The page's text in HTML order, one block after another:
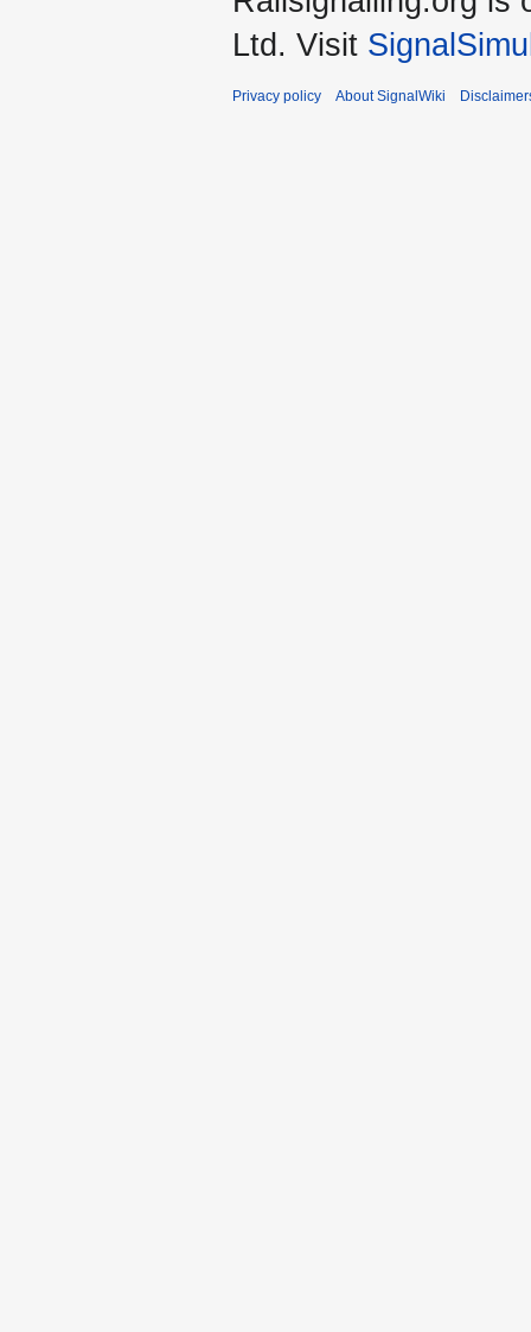
Ltd. Visit
Privacy policy About SignalWiki